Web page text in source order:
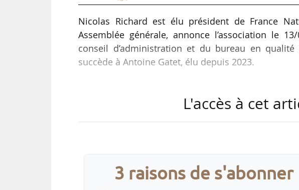
Nicolas Richard est élu président de France
Assemblée générale, annonce l’association le
conseil d’administration et du bureau en qualité
succède à Antoine Gatet, élu depuis 2023.
écologique, en 2003. Il adhère à la FNE Pays de
Nicolas Richard déclare : « Ensemble nous allons
L'accès à cet
3 raisons de s'abonner